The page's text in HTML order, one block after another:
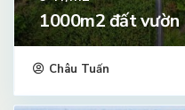
1000m2 đất vườn
Châu Tuấn